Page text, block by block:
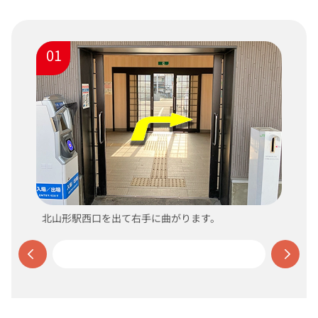
01
北山形駅西口を出て右手に曲がります。